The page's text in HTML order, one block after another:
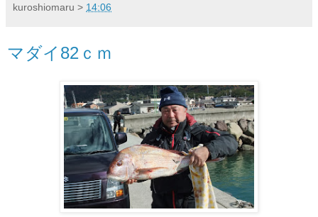
kuroshiomaru > 14:06
マダイ82ｃｍ